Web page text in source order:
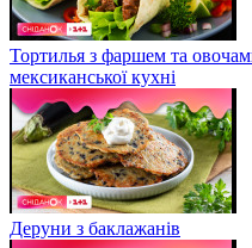
Тортилья з фаршем та
мексиканської кухні
Деруни з баклажанів